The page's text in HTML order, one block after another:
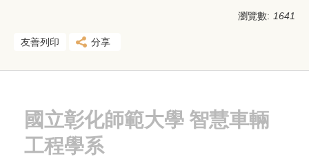
瀏覽數: 1641
友善列印 分享
國立彰化師範大學 智慧車輛
工程學系